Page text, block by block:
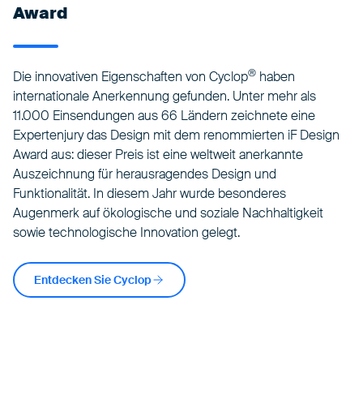
Award
Die innovativen Eigenschaften von Cyclop® haben
internationale Anerkennung gefunden. Unter mehr als
11.000 Einsendungen aus 66 Ländern zeichnete eine
Expertenjury das Design mit dem renommierten iF Design
Award aus: dieser Preis ist eine weltweit anerkannte
Auszeichnung für herausragendes Design und
Funktionalität. In diesem Jahr wurde besonderes
Augenmerk auf ökologische und soziale Nachhaltigkeit
sowie technologische Innovation gelegt.
Entdecken Sie Cyclop